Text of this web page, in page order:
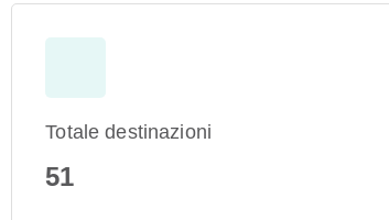
Totale destinazioni
51